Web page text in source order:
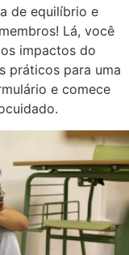
de equilíbrio e
Lá, você
impactos do
práticos para uma
e comece